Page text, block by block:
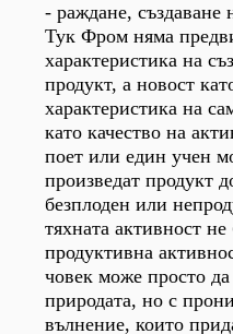
- раждане,
Тук Фром няма
характеристика на
продукт, а новост
характеристика на
като качество на
поет или един учен
произведат продукт
безплоден или
тяхната активност
продуктивна
човек може просто да
природата, но с
вълнение, които